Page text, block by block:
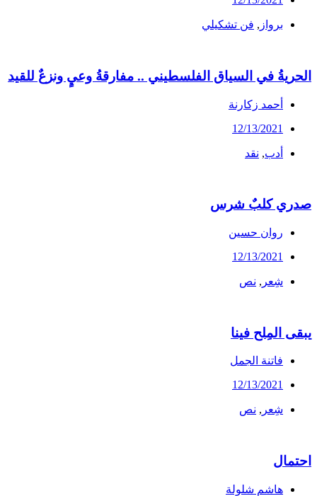
برواز , فن تشكيلي
الحريةُ في السياق الفلسطيني .. مفارقةُ وعيٍ ونزعٌ للقيد
أحمد زكارنة
12/13/2021
أدب, نقد
صدري كلبٌ شرس
روان حسين
12/13/2021
شِعر , نص
يبقى المِلح فينا
فاتنة الجمل
12/13/2021
شِعر , نص
احتمال
هاشم شلولة